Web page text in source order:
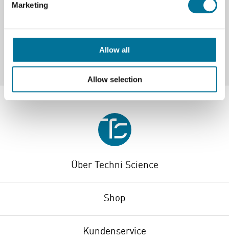
Marketing
Allow all
Allow selection
Marke
Über Techni Science
Shop
Kundenservice